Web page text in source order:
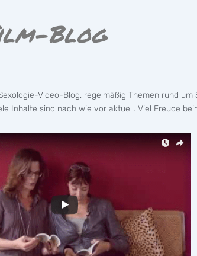
Blog
Video-Blog, regelmäßig Themen rund um
Inhalte sind nach wie vor aktuell. Viel Freude